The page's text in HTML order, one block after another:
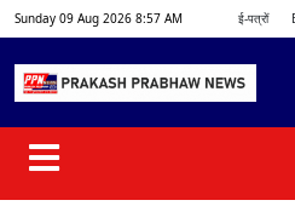
Sunday 09 Aug 2026 8:57 AM ई-पत्रों